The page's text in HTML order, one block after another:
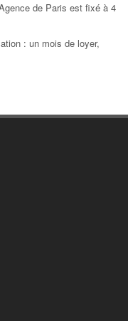
de Paris est fixé à 4
: un mois de loyer,